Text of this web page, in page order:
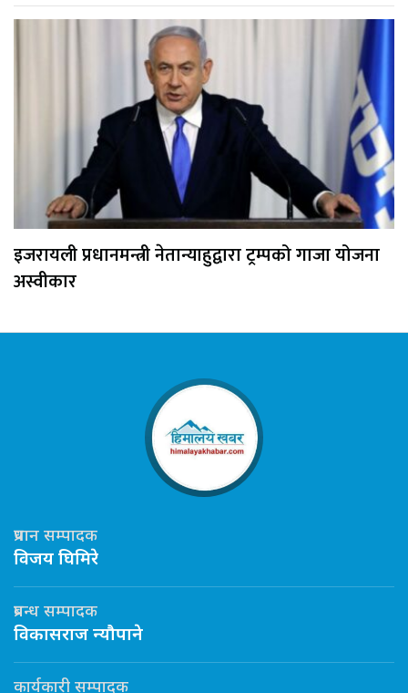
इजरायली प्रधानमन्त्री नेतान्याहुद्वारा ट्रम्पको गाजा योजना
अस्वीकार
प्रधान सम्पादक
विजय घिमिरे
प्रबन्ध सम्पादक
विकासराज न्यौपाने
कार्यकारी सम्पादक